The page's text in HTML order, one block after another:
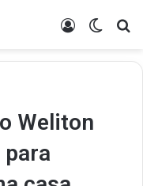
Entrar
Weliton